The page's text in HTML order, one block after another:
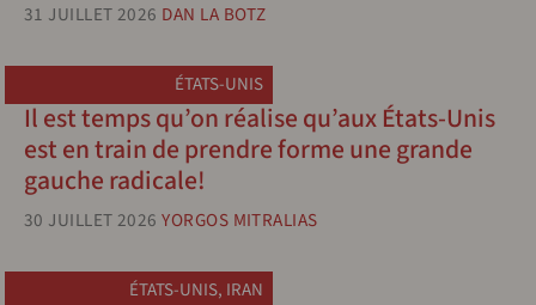
31 JUILLET 2026 DAN LA BOTZ
ÉTATS-UNIS
Il est temps qu’on réalise qu’aux États-Unis
est en train de prendre forme une grande
gauche radicale!
30 JUILLET 2026 YORGOS MITRALIAS
ÉTATS-UNIS, IRAN